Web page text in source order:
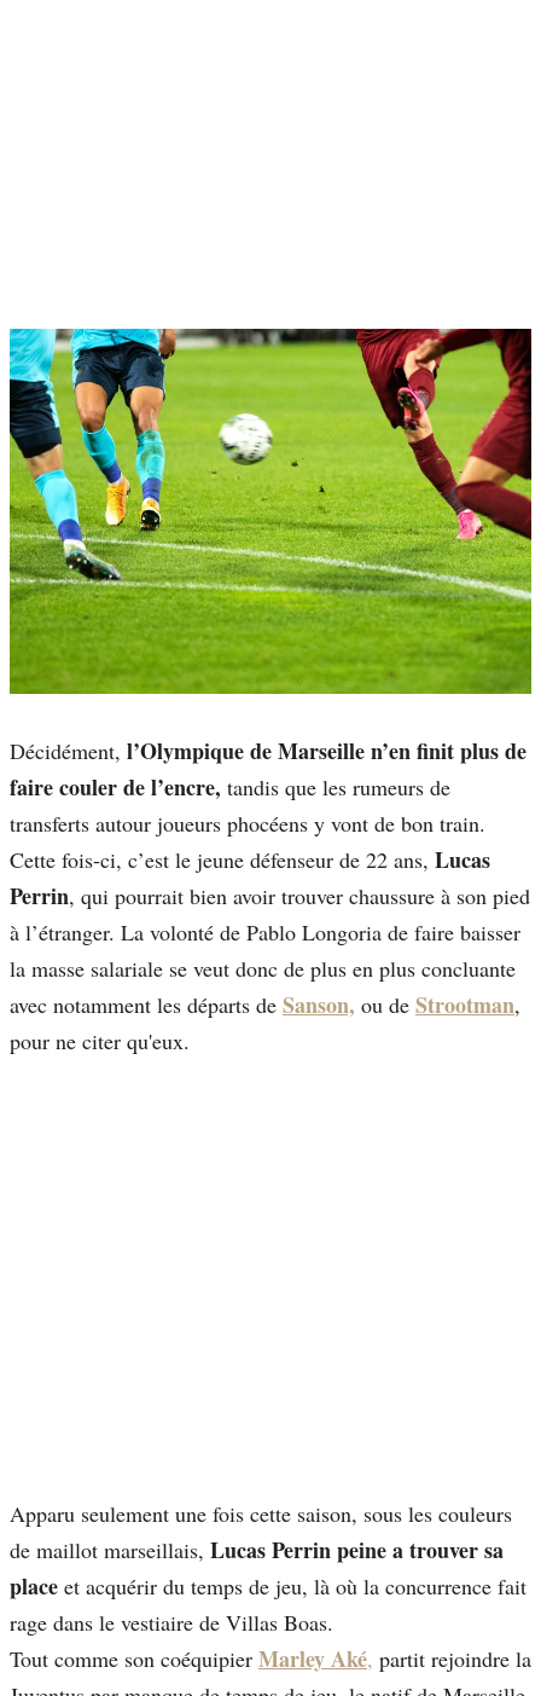
Décidément, l’Olympique de Marseille n’en finit plus de
faire couler de l’encre, tandis que les rumeurs de
transferts autour joueurs phocéens y vont de bon train.
Cette fois-ci, c’est le jeune défenseur de 22 ans, Lucas
Perrin, qui pourrait bien avoir trouver chaussure à son pied
à l’étranger. La volonté de Pablo Longoria de faire baisser
la masse salariale se veut donc de plus en plus concluante
avec notamment les départs de Sanson, ou de Strootman,
pour ne citer qu'eux.
Apparu seulement une fois cette saison, sous les couleurs
de maillot marseillais, Lucas Perrin peine a trouver sa
place et acquérir du temps de jeu, là où la concurrence fait
rage dans le vestiaire de Villas Boas.
Tout comme son coéquipier Marley Aké, partit rejoindre la